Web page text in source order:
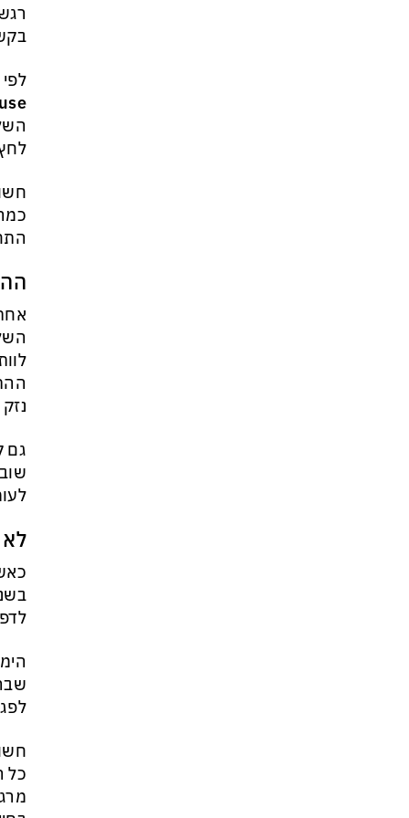
NIDA
גם
לא
כל